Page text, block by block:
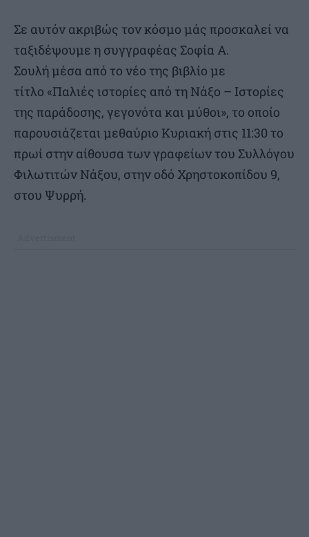
Σε αυτόν ακριβώς τον κόσμο μάς προσκαλεί να
ταξιδέψουμε η συγγραφέας Σοφία Α.
Σουλή μέσα από το νέο της βιβλίο με
τίτλο «Παλιές ιστορίες από τη Νάξο – Ιστορίες
της παράδοσης, γεγονότα και μύθοι», το οποίο
παρουσιάζεται μεθαύριο Κυριακή στις 11:30 το
πρωί στην αίθουσα των γραφείων του Συλλόγου
Φιλωτιτών Νάξου, στην οδό Χρηστοκοπίδου 9,
στου Ψυρρή.